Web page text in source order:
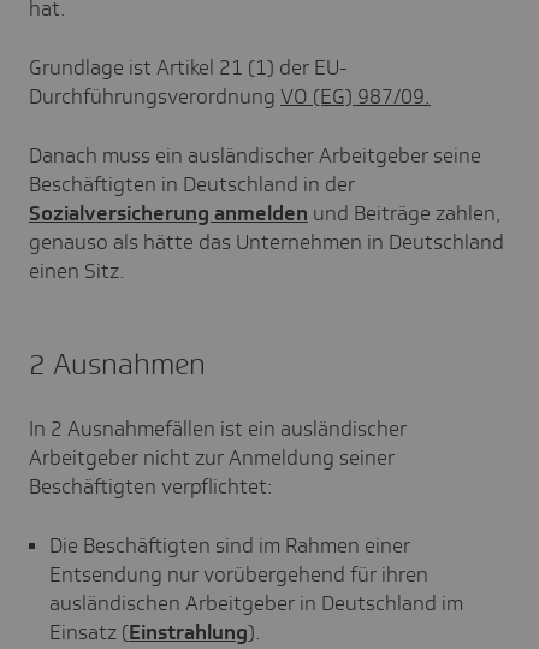
hat.
Grundlage ist Artikel 21 (1) der EU-
Durchführungsverordnung VO (EG) 987/09.
Danach muss ein ausländischer Arbeitgeber seine
Beschäftigten in Deutschland in der
Sozialversicherung anmelden und Beiträge zahlen,
genauso als hätte das Unternehmen in Deutschland
einen Sitz.
2 Ausnahmen
In 2 Ausnahmefällen ist ein ausländischer
Arbeitgeber nicht zur Anmeldung seiner
Beschäftigten verpflichtet:
Die Beschäftigten sind im Rahmen einer
Entsendung nur vorübergehend für ihren
ausländischen Arbeitgeber in Deutschland im
Einsatz (Einstrahlung).